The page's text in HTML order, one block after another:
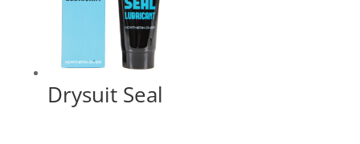
Drysuit Seal